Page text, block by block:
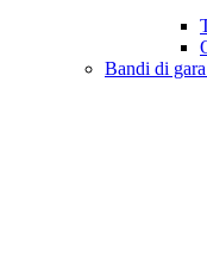
Bandi di